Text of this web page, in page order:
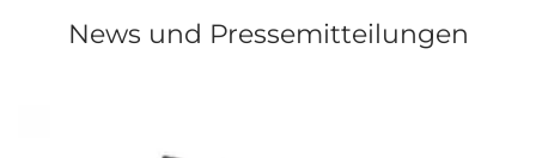
News und Pressemitteilungen